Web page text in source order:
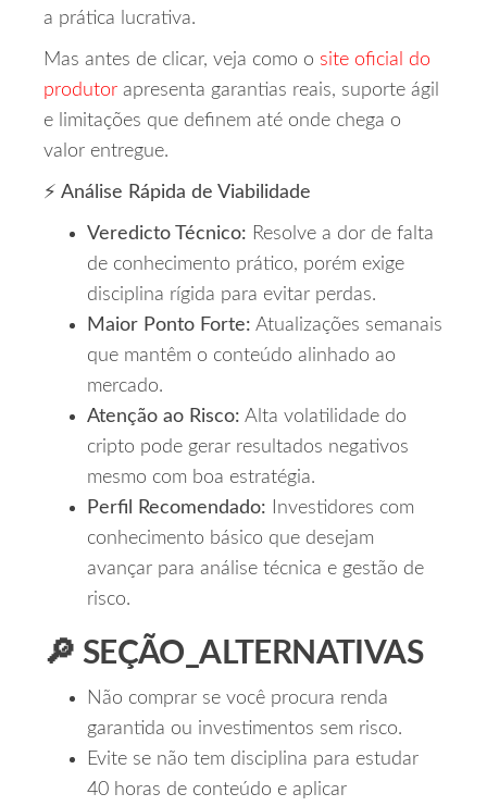
a prática lucrativa.
Mas antes de clicar, veja como o site oficial do
produtor apresenta garantias reais, suporte ágil
e limitações que definem até onde chega o
valor entregue.
⚡ Análise Rápida de Viabilidade
Veredicto Técnico: Resolve a dor de falta
de conhecimento prático, porém exige
disciplina rígida para evitar perdas.
Maior Ponto Forte: Atualizações semanais
que mantêm o conteúdo alinhado ao
mercado.
Atenção ao Risco: Alta volatilidade do
cripto pode gerar resultados negativos
mesmo com boa estratégia.
Perfil Recomendado: Investidores com
conhecimento básico que desejam
avançar para análise técnica e gestão de
risco.
🔎 SEÇÃO_ALTERNATIVAS
Não comprar se você procura renda
garantida ou investimentos sem risco.
Evite se não tem disciplina para estudar
40 horas de conteúdo e aplicar